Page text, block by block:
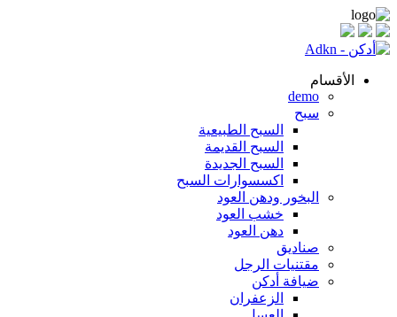
الأقسام
demo
سبح
السبح الطبيعية
السبح القديمة
السبح الجديدة
اكسسوارات السبح
البخور ودهن العود
خشب العود
دهن العود
صناديق
مقتنيات الرجل
ضيافة أدكن
الزعفران